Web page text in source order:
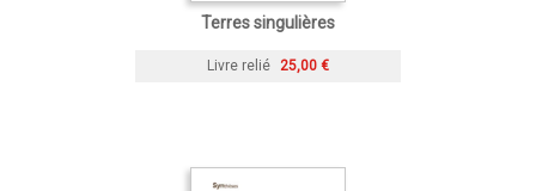
Terres singulières
Livre relié 25,00 €